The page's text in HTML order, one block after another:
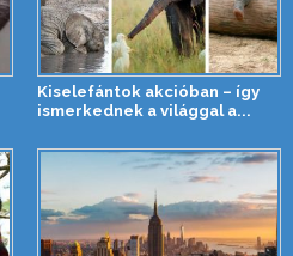
Kiselefántok akcióban – így
ismerkednek a világgal a...